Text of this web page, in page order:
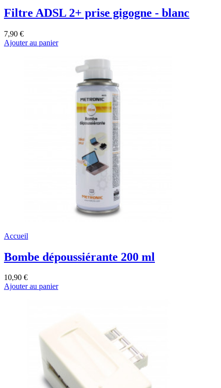
Filtre ADSL 2+ prise gigogne - blanc
7,90 €
Ajouter au panier
Accueil
Bombe dépoussiérante 200 ml
10,90 €
Ajouter au panier